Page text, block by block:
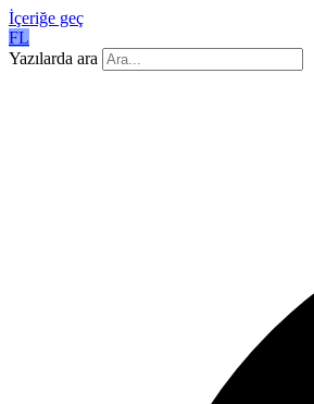
İçeriğe geç
FL
Yazılarda ara